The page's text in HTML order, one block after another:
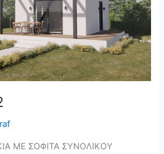
ΜΕ ΣΟΦΙΤΑ ΣΥΝΟΛΙΚΟΥ